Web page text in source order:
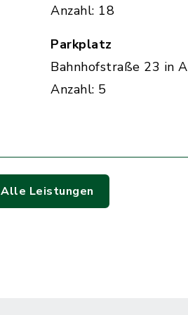
Anzahl: 18
Parkplatz
Bahnhofstraße 23 in
Anzahl: 5
Alle Leistungen